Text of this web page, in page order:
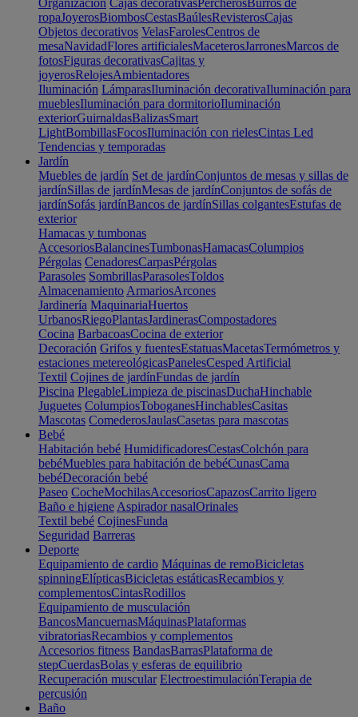
Organización Cajas decorativasPercherosBurros de
ropaJoyerosBiombosCestasBaúlesRevisterosCajas
Objetos decorativos VelasFarolesCentros de
mesaNavidadFlores artificialesMaceterosJarronesMarcos de
fotosFiguras decorativasCajitas y
joyerosRelojesAmbientadores
Iluminación LámparasIluminación decorativaIluminación para
mueblesIluminación para dormitorioIluminación
exteriorGuirnaldasBalizasSmart
LightBombillasFocosIluminación con rielesCintas Led
Tendencias y temporadas
Jardín
Muebles de jardín Set de jardínConjuntos de mesas y sillas de
jardínSillas de jardínMesas de jardínConjuntos de sofás de
jardínSofás jardínBancos de jardínSillas colgantesEstufas de
exterior
Hamacas y tumbonas
AccesoriosBalancinesTumbonasHamacasColumpios
Pérgolas CenadoresCarpasPérgolas
Parasoles SombrillasParasolesToldos
Almacenamiento ArmariosArcones
Jardinería MaquinariaHuertos
UrbanosRiegoPlantasJardinerasCompostadores
Cocina BarbacoasCocina de exterior
Decoración Grifos y fuentesEstatuasMacetasTermómetros y
estaciones metereológicasPanelesCesped Artificial
Textil Cojines de jardínFundas de jardín
Piscina PlegableLimpieza de piscinasDuchaHinchable
Juguetes ColumpiosToboganesHinchablesCasitas
Mascotas ComederosJaulasCasetas para mascotas
Bebé
Habitación bebé HumidificadoresCestasColchón para
bebéMuebles para habitación de bebéCunasCama
bebéDecoración bebé
Paseo CocheMochilasAccesoriosCapazosCarrito ligero
Baño e higiene Aspirador nasalOrinales
Textil bebé CojinesFunda
Seguridad Barreras
Deporte
Equipamiento de cardio Máquinas de remoBicicletas
spinningElípticasBicicletas estáticasRecambios y
complementosCintasRodillos
Equipamiento de musculación
BancosMancuernasMáquinasPlataformas
vibratoriasRecambios y complementos
Accesorios fitness BandasBarrasPlataforma de
stepCuerdasBolas y esferas de equilibrio
Recuperación muscular ElectroestimulaciónTerapia de
percusión
Baño